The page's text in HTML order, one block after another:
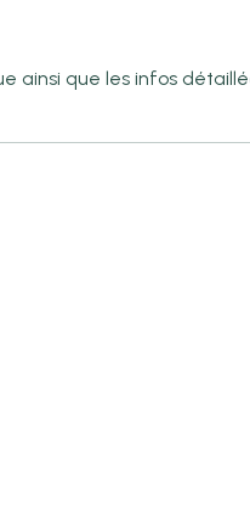
ainsi que les infos